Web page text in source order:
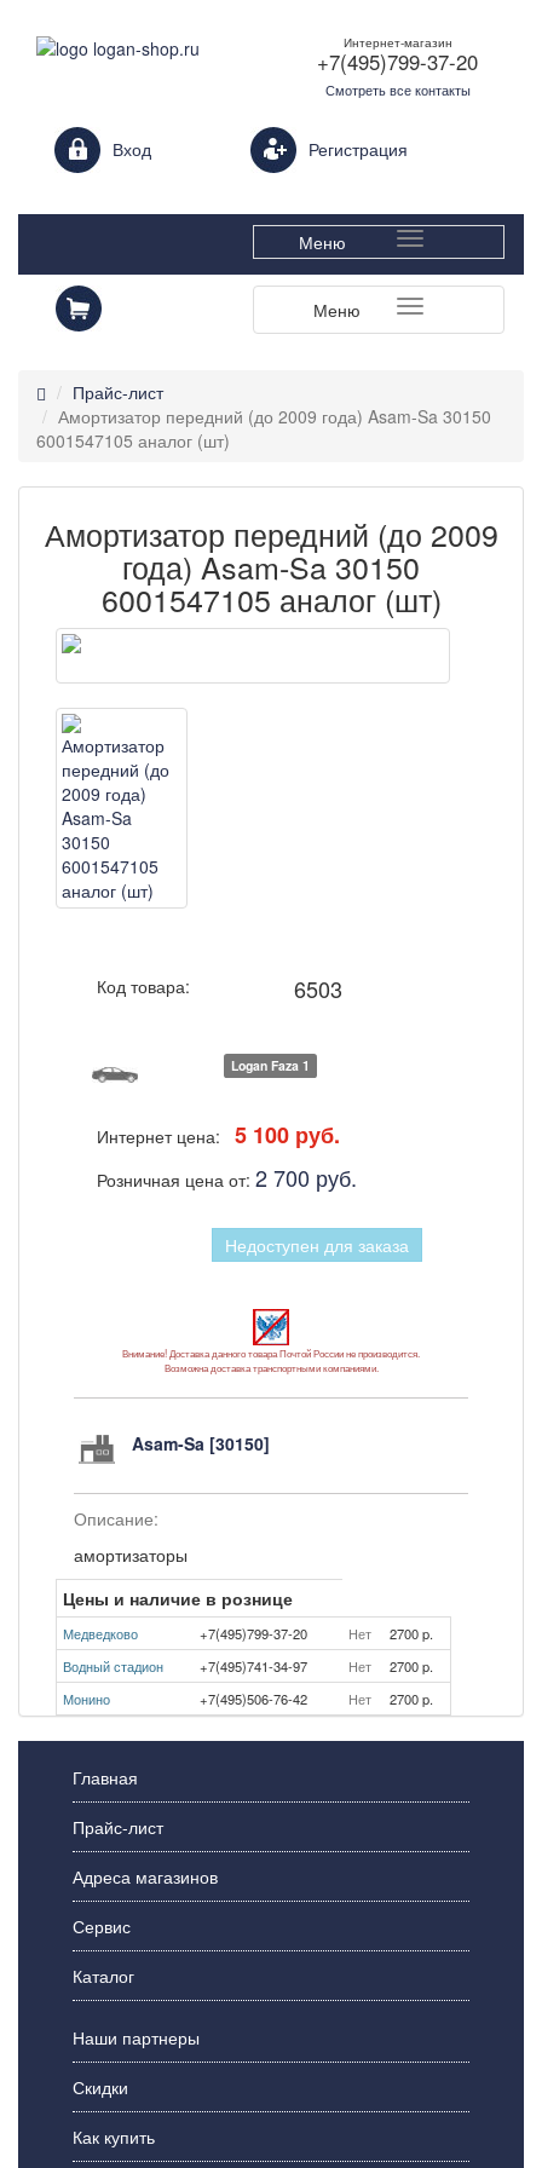
Интернет-магазин
+7(495)799-37-20
Смотреть все контакты
Вход Login form Регистрация
Меню
Меню
Прайс-лист
Амортизатор передний (до 2009 года) Asam-Sa 30150
6001547105 аналог (шт)
Амортизатор передний (до 2009
года) Asam-Sa 30150
6001547105 аналог (шт)
Код товара: 6503
Logan Faza 1
Интернет цена: 5 100 руб.
Розничная цена от: 2 700 руб.
Недоступен для заказа
Внимание! Доставка данного товара Почтой России не производится.
Возможна доставка транспортными компаниями.
Asam-Sa [30150]
Описание:
амортизаторы
Цены и наличие в рознице
Медведково +7(495)799-37-20 Нет
2700 p.
Водный стадион
+7(495)741-34-97 Нет
2700 p.
Монино
+7(495)506-76-42 Нет 2700 p.
Главная
Прайс-лист
Адреса магазинов
Сервис
Каталог
Наши партнеры
Скидки
Как купить